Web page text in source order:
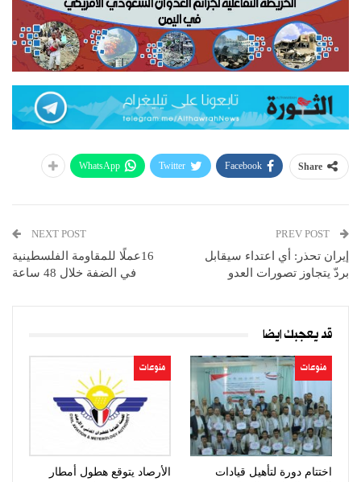
Share
Facebook
Twitter
WhatsApp
إيران تحذر: أي اعتداء سيقابل
بردّ يتجاوز تصورات العدو
NEXT POST
16عملًا للمقاومة الفلسطينية
في الضفة خلال 48 ساعة
قد يعجبك ايضا
منوعات
اختتام دورة لتأهيل قيادات
منوعات
الأرصاد يتوقع هطول أمطار